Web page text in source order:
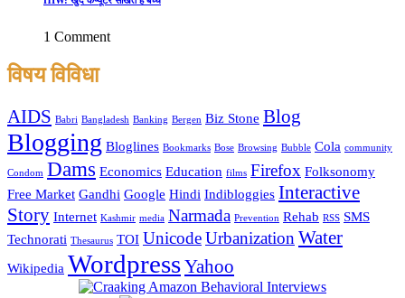
1 Comment
विषय विविधा
AIDS Babri Bangladesh Banking Bergen Biz Stone Blog
Blogging Bloglines Bookmarks Bose Browsing Bubble Cola community
Condom Dams Economics Education films Firefox Folksonomy
Free Market Gandhi Google Hindi Indibloggies Interactive
Story Internet Kashmir media Narmada Prevention Rehab RSS SMS
Technorati Thesaurus TOI UnicodeUrbanization Water
Wikipedia WordpressYahoo